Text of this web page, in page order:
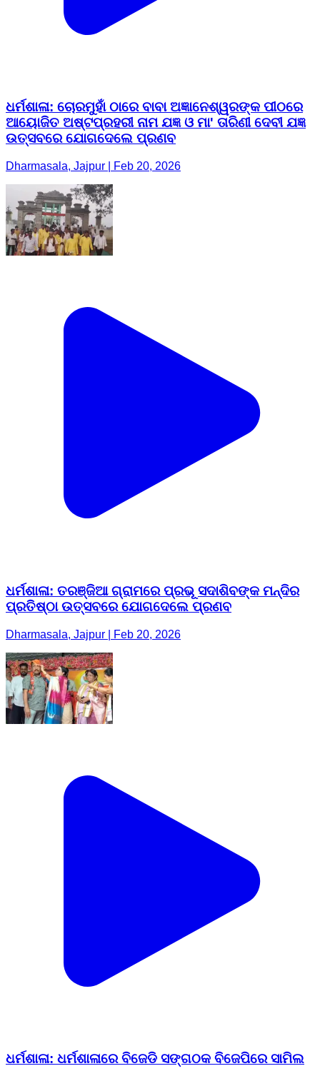
ଧର୍ମଶାଳା: ଚୋରମୁହାଁ ଠାରେ ବାବା ଅଜ୍ଞାନେଶ୍ୱରଙ୍କ ପୀଠରେ
ଆୟୋଜିତ ଅଷ୍ଟପ୍ରହରୀ ନାମ ଯଜ୍ଞ ଓ ମା' ତାରିଣୀ ଦେବୀ ଯଜ୍ଞ
ଉତ୍ସବରେ ଯୋଗଦେଲେ ପ୍ରଣବ
Dharmasala, Jajpur | Feb 20, 2026
ଧର୍ମଶାଳା: ତରଞ୍ଜିଆ ଗ୍ରାମରେ ପ୍ରଭୂ ସଦାଶିବଙ୍କ ମନ୍ଦିର
ପ୍ରତିଷ୍ଠା ଉତ୍ସବରେ ଯୋଗଦେଲେ ପ୍ରଣବ
Dharmasala, Jajpur | Feb 20, 2026
ଧର୍ମଶାଳା: ଧର୍ମଶାଳାରେ ବିଜେଡି ସଙ୍ଗଠକ ବିଜେପିରେ ସାମିଲ